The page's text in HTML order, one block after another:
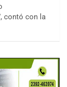
contó con la